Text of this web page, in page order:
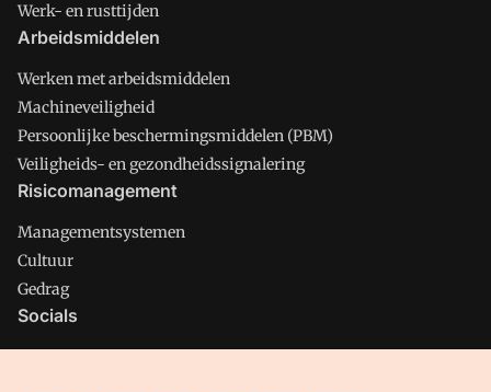
Werk- en rusttijden
Arbeidsmiddelen
Werken met arbeidsmiddelen
Machineveiligheid
Persoonlijke beschermingsmiddelen (PBM)
Veiligheids- en gezondheidssignalering
Risicomanagement
Managementsystemen
Cultuur
Gedrag
Socials